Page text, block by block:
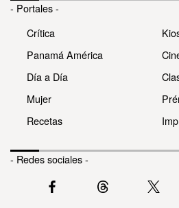
- Portales -
Crítica
Panamá América
Día a Día
Mujer
Recetas
- Redes sociales -